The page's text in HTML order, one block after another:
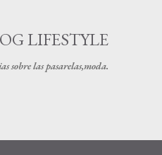
LIFESTYLE
sobre las pasarelas,moda.